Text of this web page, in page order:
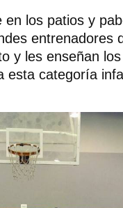
los patios y
entrenadores
y les enseñan
esta categoría